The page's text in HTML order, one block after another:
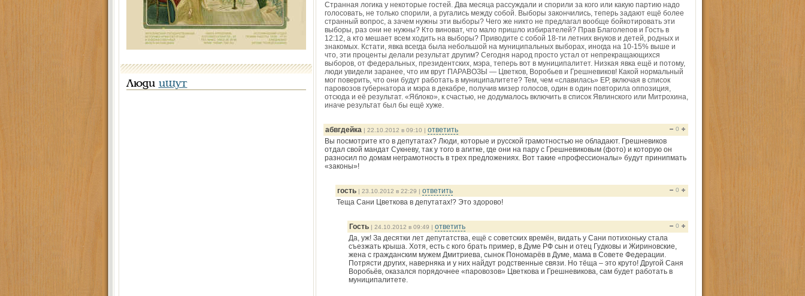
Люди ищут
Странная логика у некоторые гостей. Два месяца рассуждали и спорили за кого или какую партию надо
голосовать, не только спорили, а ругались между собой. Выборы закончились, теперь задают ещё более
странный вопрос, а зачем нужны эти выборы? Чего же никто не предлагал вообще бойкотировать эти
выборы, раз они не нужны? Кто виноват, что мало пришло избирателей? Прав Благолепов и Гость в
12:12, а кто мешает всем ходить на выборы? Приводите с собой 18-ти летних внуков и детей, родных и
знакомых. Кстати, явка всегда была небольшой на муниципальных выборах, иногда на 10-15% выше и
что, эти проценты делали результат другим? Сегодня народ просто устал от непрекращающихся
выборов, от федеральных, президентских, мэра, теперь вот в муниципалитет. Низкая явка ещё и потому,
люди увидели заранее, что им врут ПАРАВОЗЫ — Цветков, Воробьев и Грешневиков! Какой нормальный
мог поверить, что они будут работать в муниципалитете? Тем, чем «славилась» ЕР, включая в список
паровозов губернатора и мэра в декабре, получив мизер голосов, один в один повторила оппозиция,
отсюда и её результат. «Яблоко», к счастью, не додумалось включить в список Явлинского или Митрохина,
иначе результат был бы ещё хуже.
абвгдейка | 22.10.2012 в 09:10 | ответить 0
Вы посмотрите кто в депутатах? Люди, которые и русской грамотностью не обладают. Грешневиков
отдал свой мандат Сукневу, так у того в агитке, где они на пару с Грешневиковым (фото) и которую он
разносил по домам неграмотность в трех предложениях. Вот такие «профессионалы» будут принипмать
«законы»!
гость| 23.10.2012 в 22:29 | ответить 0
Теща Сани Цветкова в депутатах!? Это здорово!
Гость| 24.10.2012 в 09:49 | ответить 0
Да, уж! За десятки лет депутатства, ещё с советских времён, видать у Сани потихоньку стала
съезжать крыша. Хотя, есть с кого брать пример, в Думе РФ сын и отец Гудковы и Жириновские,
жена с гражданским мужем Дмитриева, сынок Пономарёв в Думе, мама в Совете Федерации.
Потрясти других, наверняка и у них найдут родственные связи. Но тёща – это круто! Другой Саня
Воробьёв, оказался порядочнее «паровозов» Цветкова и Грешневикова, сам будет работать в
муниципалитете.